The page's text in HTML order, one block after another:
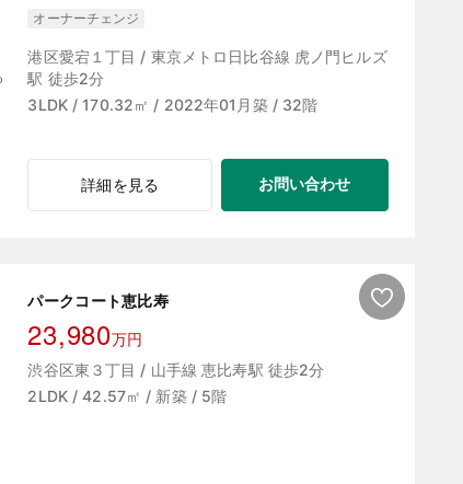
オーナーチェンジ
港区愛宕１丁目 / 東京メトロ日比谷線 虎ノ門ヒルズ
駅 徒歩2分
3LDK / 170.32㎡ / 2022年01月築 / 32階
詳細を見る お問い合わせ
パークコート恵比寿
23,980万円
渋谷区東３丁目 / 山手線 恵比寿駅 徒歩2分
2LDK / 42.57㎡ / 新築 / 5階